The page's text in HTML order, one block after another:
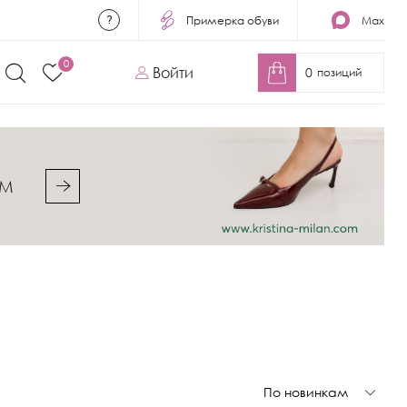
Примерка обуви Max
0
Войти 0 позиций
По новинкам